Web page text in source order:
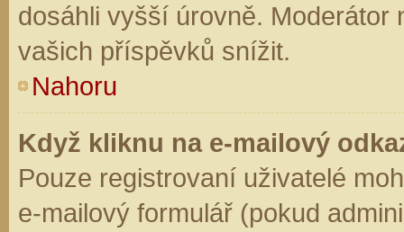
dosáhli vyšší úrovně. Moderátor
vašich příspěvků snížit.
Nahoru
Když kliknu na e-mailový
Pouze registrovaní uživatelé
e-mailový formulář (pokud